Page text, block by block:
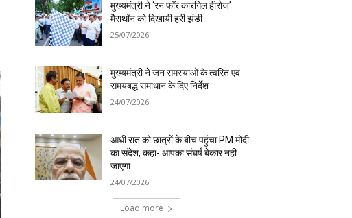
मुख्यमंत्री ने ‘रन फॉर कारगिल हीरोज’
मैराथॉन को दिखायी हरी झंडी
25/07/2026
मुख्यमंत्री ने जन समस्याओं के त्वरित एवं
समयबद्ध समाधान के दिए निर्देश
24/07/2026
आधी रात को छात्रों के बीच पहुंचा PM मोदी
का संदेश, कहा- आपका संघर्ष बेकार नहीं
जाएगा
24/07/2026
Load more